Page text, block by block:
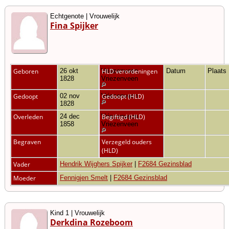
Echtgenote | Vrouwelijk
Fina Spijker
Geboren
26 okt
1828
Vriezenveen,
Vriezenveen
HLD verordeningen Datum Plaats
Gedoopt
02 nov
1828
Vriezenveen
Gedoopt (HLD)
Overleden
24 dec
1858
Vriezenveen,
Vriezenveen
Begiftigd (HLD)
Begraven
Verzegeld ouders
(HLD)
Vader
Hendrik Wijghers Spijker F2684 Gezinsblad
Moeder Fennigjen Smelt F2684 Gezinsblad
Kind 1 | Vrouwelijk
Derkdina Rozeboom